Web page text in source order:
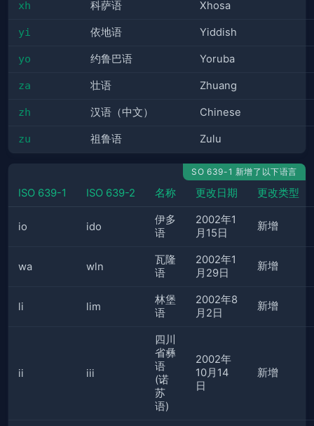
xh 科萨语 Xhosa
yi 依地语 Yiddish
yo 约鲁巴语 Yoruba
za 壮语 Zhuang
zh 汉语（中文） Chinese
zu 祖鲁语 Zulu
SO 639-1 新增了以下语言
ISO 639-1 ISO 639-2 名称 更改日期 更改类型
io ido
伊多
语
2002年1
月15日
新增
wa wln
瓦隆
语
2002年1
月29日
新增
li lim
林堡
语
2002年8
月2日
新增
ii iii
四川
省彝
语
(诺
苏
语)
2002年
10月14
日
新增